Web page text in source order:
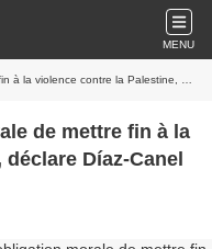
MENU
contre la Palestine, déclare Díaz-Canel
de mettre fin à la
Díaz-Canel